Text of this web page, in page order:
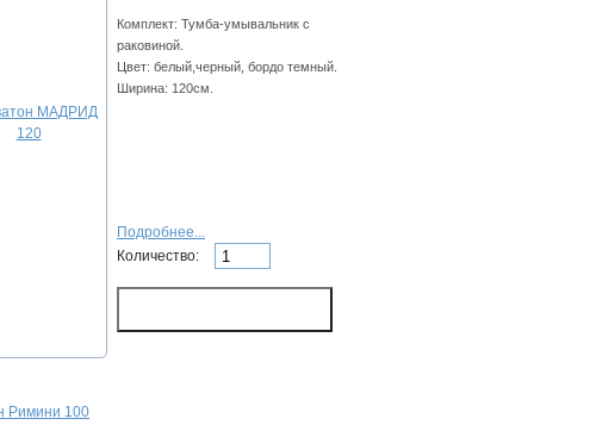
Комплект: Тумба-умывальник с
раковиной.
Цвет: белый,черный, бордо темный.
Ширина: 120см.
Подробнее...
Количество:
Римини 100